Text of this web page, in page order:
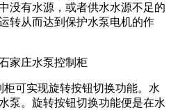
没有水源，或者供水水源不足的
转从而达到保护水泵电机的作
可实现旋转按钮切换功能。水
泵。旋转按钮切换功能便是在水